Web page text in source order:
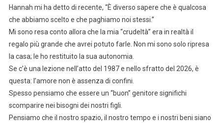
Hannah mi ha detto di recente, “È diverso sapere che è qualcosa
che abbiamo scelto e che paghiamo noi stessi.”
Mi sono resa conto allora che la mia “crudeltà” era in realtà il
regalo più grande che avrei potuto farle. Non mi sono solo ripresa
la casa; le ho restituito la sua autonomia.
Se c’è una lezione nell’atto del 1987 e nello sfratto del 2026, è
questa: l’amore non è assenza di confini.
Spesso pensiamo che essere un “buon” genitore significhi
scomparire nei bisogni dei nostri figli.
Pensiamo che il nostro spazio, il nostro tempo e i nostri beni siano